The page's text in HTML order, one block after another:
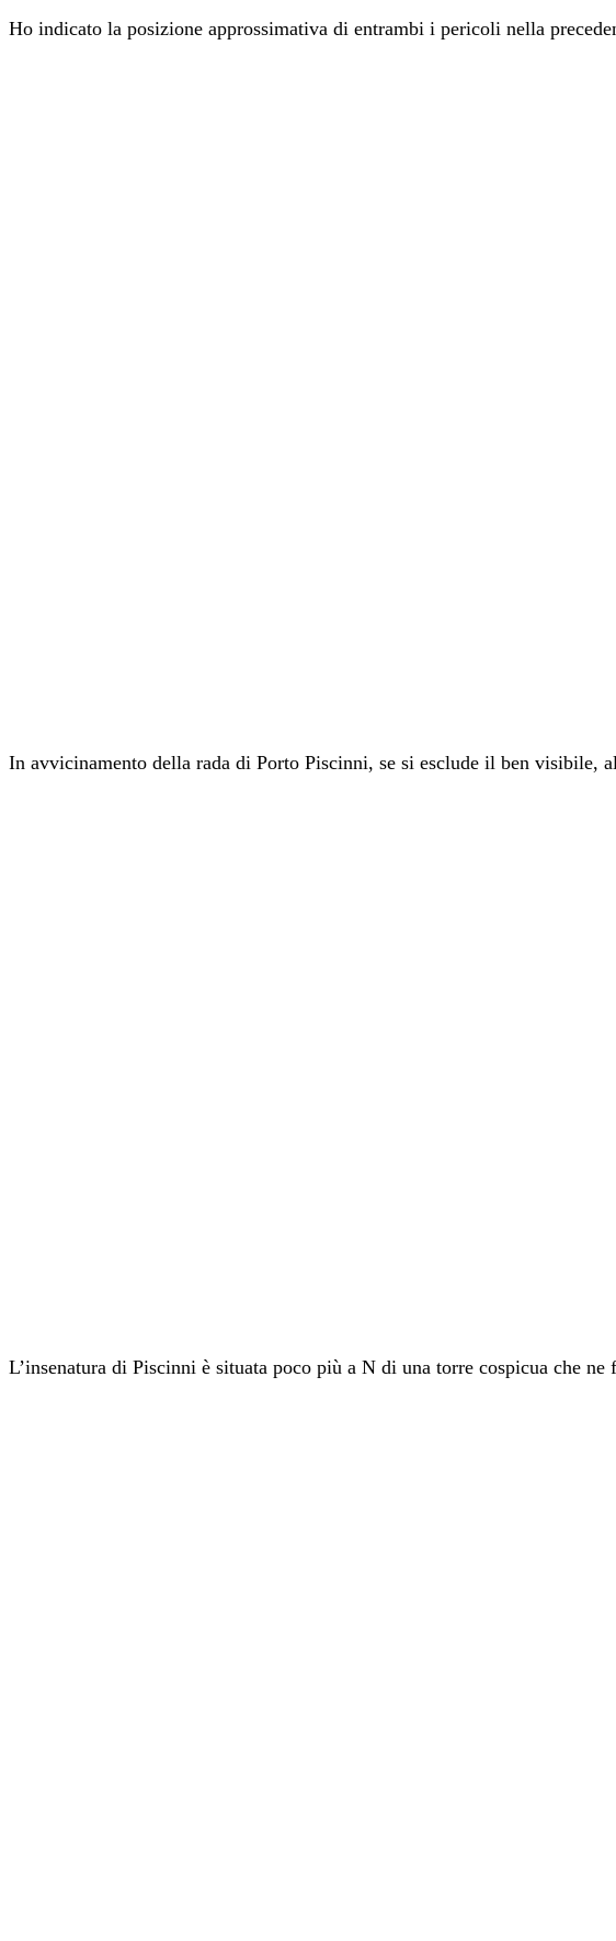
Ho indicato la posizione approssimativa di entrambi i pericoli nella
In avvicinamento della rada di Porto Piscinni, se si esclude il ben visibile,
L’insenatura di Piscinni è situata poco più a N di una torre cospicua che